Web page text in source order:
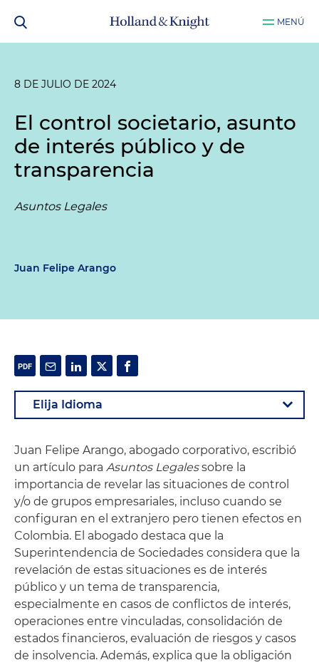
MENÚ
8 DE JULIO DE 2024
El control societario, asunto
de interés público y de
transparencia
Asuntos Legales
Juan Felipe Arango
Juan Felipe Arango, abogado corporativo, escribió
un artículo para Asuntos Legalessobre la
importancia de revelar las situaciones de control
y/o de grupos empresariales, incluso cuando se
configuran en el extranjero pero tienen efectos en
Colombia. El abogado destaca que la
Superintendencia de Sociedades considera que la
revelación de estas situaciones es de interés
público y un tema de transparencia,
especialmente en casos de conflictos de interés,
operaciones entre vinculadas, consolidación de
estados financieros, evaluación de riesgos y casos
de insolvencia. Además, explica que la obligación